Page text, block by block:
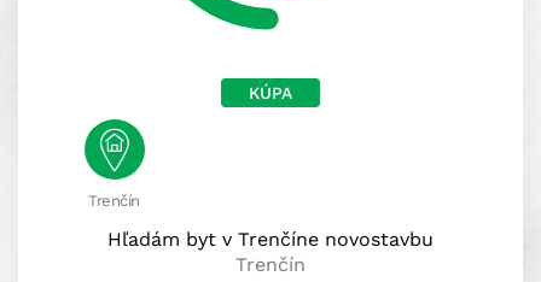
KÚPA
Trenčín
Hľadám byt v Trenčíne novostavbu
Trenčín